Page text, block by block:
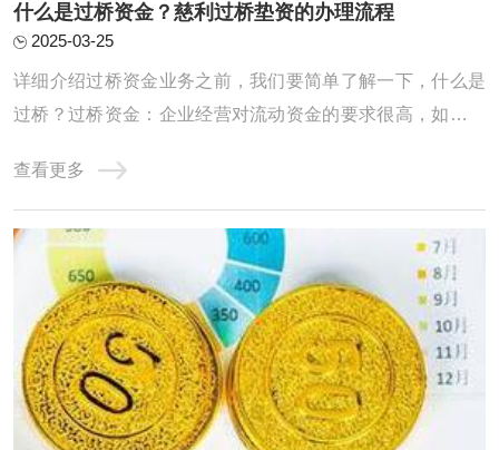
什么是过桥资金？慈利过桥垫资的办理流程
2025-03-25
详细介绍过桥资金业务之前，我们要简单了解一下，什么是
过桥？过桥资金：企业经营对流动资金的要求很高，如果企
要申请过桥资金应急。除企业外，个人也会有过桥资金的需
求，如房屋买卖。过桥业务：指老魏提供资金给上市公司，
或有业务需求的公司及个人，将此笔资金做一 ...
查看更多